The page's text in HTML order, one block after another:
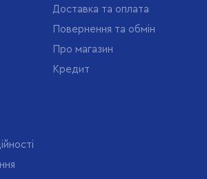
Доставка та оплата
Повернення та обмін
Про магазин
Кредит